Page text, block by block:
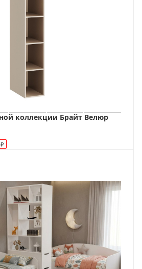
коллекции Брайт Велюр
₽